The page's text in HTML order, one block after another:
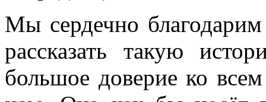
Мы сердечно
рассказать такую
большое доверие ко